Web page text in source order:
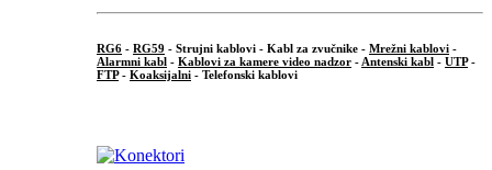
RG6 - RG59 - Strujni kablovi - Kabl za zvučnike - Mrežni kablovi -
Alarmni kabl - Kablovi za kamere video nadzor - Antenski kabl - UTP-
FTP- Koaksijalni - Telefonski kablovi